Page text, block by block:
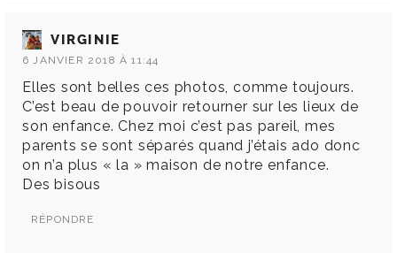
VIRGINIE
6 JANVIER 2018 À 11:44
Elles sont belles ces photos, comme toujours.
C’est beau de pouvoir retourner sur les lieux de
son enfance. Chez moi c’est pas pareil, mes
parents se sont séparés quand j’étais ado donc
on n’a plus « la » maison de notre enfance.
Des bisous
RÉPONDRE